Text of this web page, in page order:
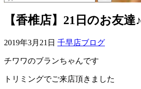
ル
ェ
（福
【香椎店】21日のお友達♪
2019年3月21日 千早店ブログ
チワワのブランちゃんです
トリミングでご来店頂きました